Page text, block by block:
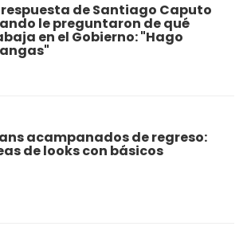
respuesta de Santiago Caputo
le preguntaron de qué
en el Gobierno: "Hago
acampanados de regreso:
de looks con básicos